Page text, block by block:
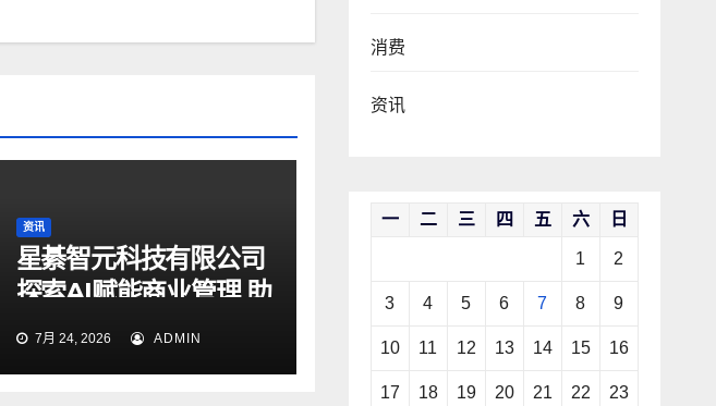
资讯
星綦智元科技有限公司
探索AI赋能商业管理 助
力企业科学决策
7月 24, 2026 ADMIN
消费
资讯
一 二 三 四 五 六 日
1 2
3 4 5 6 7 8 9
10 11 12 13 14 15 16
17 18 19 20 21 22 23